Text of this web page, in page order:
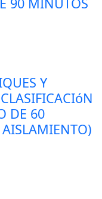
Y
DE 60